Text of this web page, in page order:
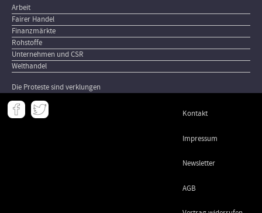
Arbeit
Fairer Handel
Finanzmärkte
Rohstoffe
Unternehmen und CSR
Welthandel
Die Proteste sind verklungen
Meta
- Kontakt
Impressum
Newsletter
AGB